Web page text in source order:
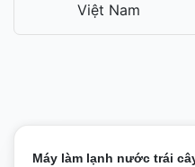
Việt Nam
Máy làm lạnh nước trái